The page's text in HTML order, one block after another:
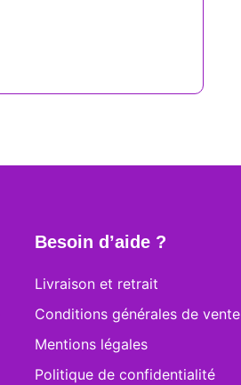
Besoin d’aide ?
Livraison et retrait
Conditions générales de vente
Mentions légales
Politique de confidentialité